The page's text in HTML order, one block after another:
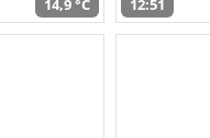
14,9 °C 12:51